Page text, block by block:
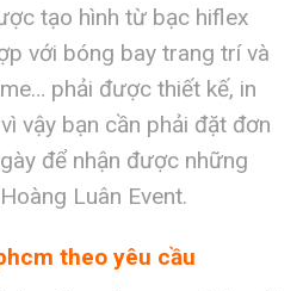
tạo hình từ bạc hiflex
với bóng bay trang trí và
phải được thiết kế, in
vậy bạn cần phải đặt đơn
để nhận được những
Luân Event.
theo yêu cầu